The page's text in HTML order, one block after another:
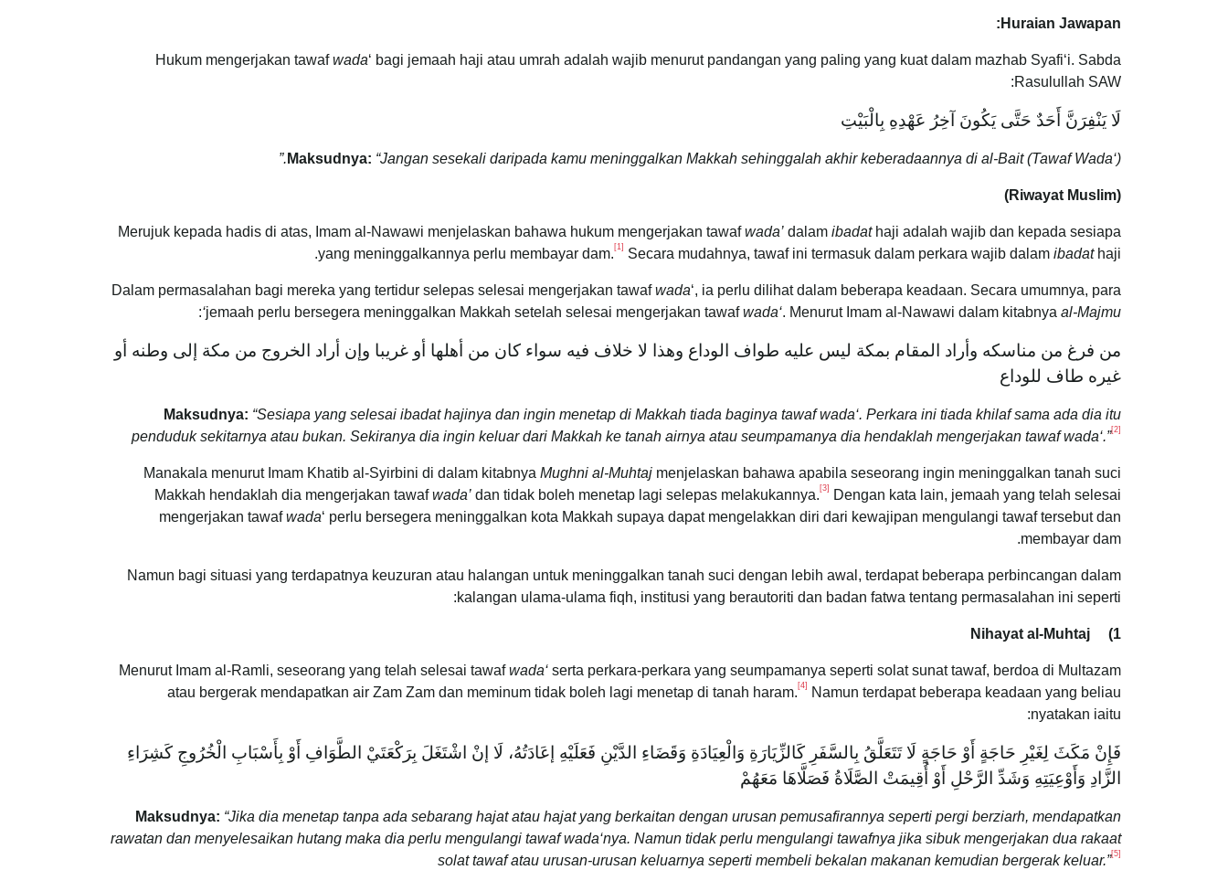
Huraian Jawapan:
Hukum mengerjakan tawafwada‘ bagi jemaah haji atau umrah adalah wajib menurut pandangan yang paling yang kuat dalam mazhab Syafi‘i. Sabda
Rasulullah SAW:
‌لَا ‌يَنْفِرَنَّ ‌أَحَدٌ حَتَّى يَكُونَ آخِرُ عَهْدِهِ بِالْبَيْتِ
Maksudnya: “Jangan sesekali daripada kamu meninggalkan Makkah sehinggalah akhir keberadaannya di al-Bait (Tawaf Wada‘).”
(Riwayat Muslim)
Merujuk kepada hadis di atas, Imam al-Nawawi menjelaskan bahawa hukum mengerjakan tawafwada’ dalam ibadathaji adalah wajib dan kepada sesiapa
yang meninggalkannya perlu membayar dam. [1] Secara mudahnya, tawaf ini termasuk dalam perkara wajib dalam ibadathaji.
Dalam permasalahan bagi mereka yang tertidur selepas selesai mengerjakan tawafwada‘, ia perlu dilihat dalam beberapa keadaan. Secara umumnya, para
jemaah perlu bersegera meninggalkan Makkah setelah selesai mengerjakan tawafwada‘. Menurut Imam al-Nawawi dalam kitabnya al-Majmu‘
:
من فرغ من مناسكه وأراد المقام بمكة ليس عليه ‌طواف ‌الوداع وهذا لا خلاف فيه سواء كان من أهلها أو غريبا وإن أراد الخروج من مكة إلى وطنه أو
غيره طاف للوداع
Maksudnya: “Sesiapa yang selesai ibadat hajinya dan ingin menetap di Makkah tiada baginya tawaf wada‘. Perkara ini tiada khilaf sama ada dia itu
penduduk sekitarnya atau bukan. Sekiranya dia ingin keluar dari Makkah ke tanah airnya atau seumpamanya dia hendaklah mengerjakan tawaf wada‘.”[2]
Manakala menurut Imam Khatib al-Syirbini di dalam kitabnya Mughni al-Muhtaj menjelaskan bahawa apabila seseorang ingin meninggalkan tanah suci
Makkah hendaklah dia mengerjakan tawafwada’ dan tidak boleh menetap lagi selepas melakukannya. [3]
Dengan kata lain, jemaah yang telah selesai
mengerjakan tawafwada‘ perlu bersegera meninggalkan kota Makkah supaya dapat mengelakkan diri dari kewajipan mengulangi tawaf tersebut dan
membayar dam.
Namun bagi situasi yang terdapatnya keuzuran atau halangan untuk meninggalkan tanah suci dengan lebih awal, terdapat beberapa perbincangan dalam
kalangan ulama-ulama fiqh, institusi yang berautoriti dan badan fatwa tentang permasalahan ini seperti:
1)
Nihayat al-Muhtaj
Menurut Imam al-Ramli, seseorang yang telah selesai tawafwada‘ serta perkara-perkara yang seumpamanya seperti solat sunat tawaf, berdoa di Multazam
atau bergerak mendapatkan air Zam Zam dan meminum tidak boleh lagi menetap di tanah haram. [4]
Namun terdapat beberapa keadaan yang beliau
nyatakan iaitu:
‌فَإِنْ ‌مَكَثَ لِغَيْرِ ‌حَاجَةٍ أَوْ ‌حَاجَةٍ لَا تَتَعَلَّقُ بِالسَّفَرِ كَالزِّيَارَةِ وَالْعِيَادَةِ وَقَضَاءِ الدَّيْنِ فَعَلَيْهِ إعَادَتُهُ، لَا إنْ اشْتَغَلَ بِرَكْعَتَيْ الطَّوَافِ أَوْ بِأَسْبَابِ الْخُرُوجِ كَشِرَاءِ
الزَّادِ وَأَوْعِيَتِهِ وَشَدِّ الرَّحْلِ أَوْ أُقِيمَتْ الصَّلَاةُ فَصَلَّاهَا مَعَهُمْ
Maksudnya: “Jika dia menetap tanpa ada sebarang hajat atau hajat yang berkaitan dengan urusan pemusafirannya seperti pergi berziarh, mendapatkan
rawatan dan menyelesaikan hutang maka dia perlu mengulangi tawaf wada‘nya. Namun tidak perlu mengulangi tawafnya jika sibuk mengerjakan dua rakaat
solat tawaf atau urusan-urusan keluarnya seperti membeli bekalan makanan kemudian bergerak keluar.”[5]